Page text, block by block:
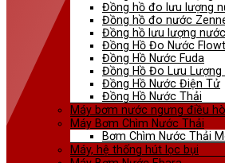
Đồng hồ đo lưu lượng
Đồng hồ đo nước
Đồng hồ lưu lượng
Đồng Hồ Đo Nước
Đồng Hồ Nước Fuda
Đồng Hồ Đo Lưu Lượng
Đồng Hồ Nước Điện Tử
Đồng Hồ Nước Thải
Máy bơm nước ngưng điều
Máy Bơm Chìm Nước Thải
Bơm Chìm Nước Thải
Máy, hệ thống hút lọc bụi